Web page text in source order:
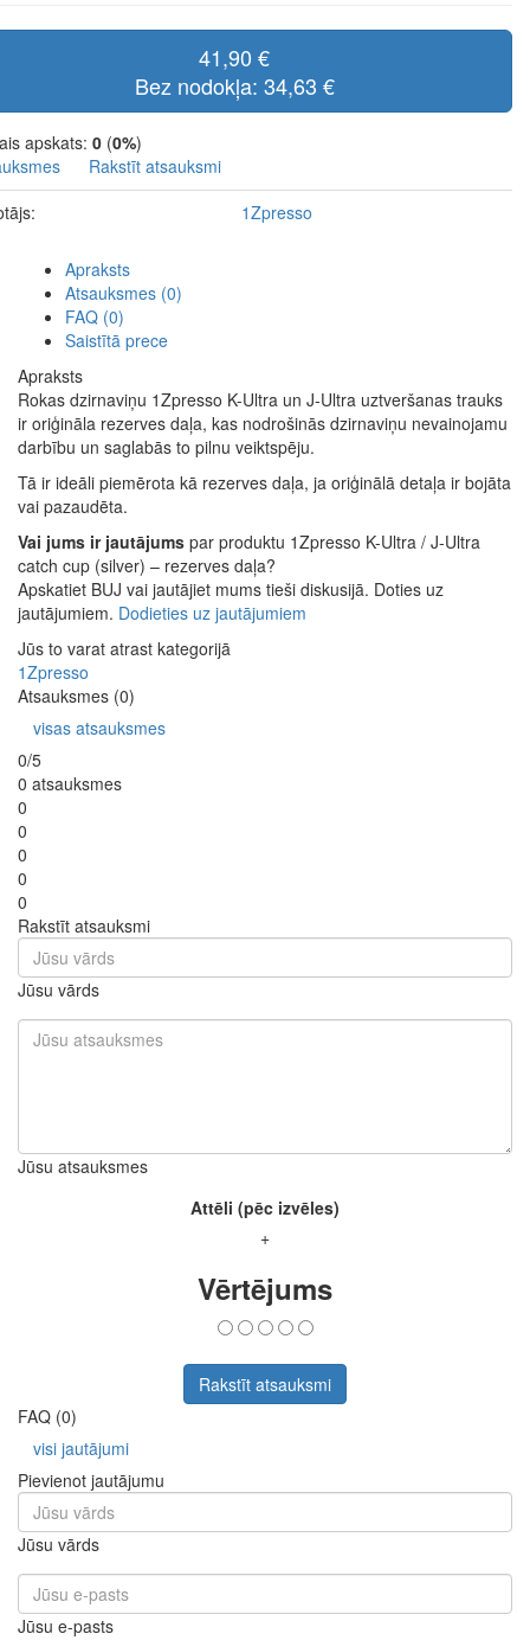
41,90 €
Bez nodokļa: 34,63 €
apskats: 0 (0%)
Rakstīt atsauksmi
1Zpresso
Apraksts
Atsauksmes (0)
FAQ (0)
Saistītā prece
Apraksts
Rokas dzirnaviņu 1Zpresso K-Ultra un J-Ultra uztveršanas trauks
ir oriģināla rezerves daļa, kas nodrošinās dzirnaviņu nevainojamu
darbību un saglabās to pilnu veiktspēju.
Tā ir ideāli piemērota kā rezerves daļa, ja oriģinālā detaļa ir bojāta
vai pazaudēta.
Vai jums ir jautājums par produktu 1Zpresso K-Ultra / J-Ultra
catch cup (silver) – rezerves daļa?
Apskatiet BUJ vai jautājiet mums tieši diskusijā. Doties uz
jautājumiem. Dodieties uz jautājumiem
Jūs to varat atrast kategorijā
1Zpresso
Atsauksmes (0)
visas atsauksmes
0/5
0 atsauksmes
0
0
0
0
0
Rakstīt atsauksmi
Jūsu vārds
Jūsu atsauksmes
Attēli (pēc izvēles)
+
Vērtējums
Rakstīt atsauksmi
FAQ (0)
visi jautājumi
Pievienot jautājumu
Jūsu vārds
Jūsu e-pasts